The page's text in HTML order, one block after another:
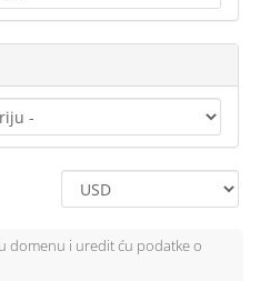
domenu i uredit ću podatke o